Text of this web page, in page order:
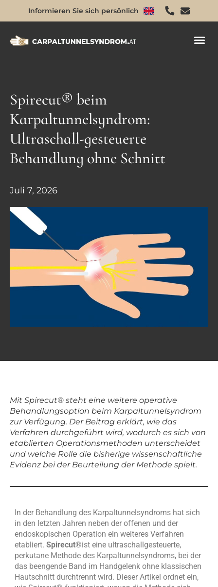
Informieren Sie sich persönlich
Spirecut® beim
Karpaltunnelsyndrom:
Ultraschall-gesteuerte
Behandlung ohne Schnitt
Juli 7, 2026
Mit Spirecut® steht eine weitere operative
Behandlungsoption beim Karpaltunnelsyndrom
zur Verfügung. Der Beitrag erklärt, wie das
Verfahren durchgeführt wird, wodurch es sich von
etablierten Operationsmethoden unterscheidet
und welche Rolle die bisherige wissenschaftliche
Evidenz bei der Beurteilung der Methode spielt.
In der Behandlung des Karpaltunnelsyndroms hat sich
in den letzten Jahren neben der offenen und der
endoskopischen Operation ein weiteres Verfahren
etabliert. Spirecut®ist eine ultraschallgesteuerte,
perkutane Methode des Karpaltunnelsyndroms, bei der
das beengende Band im Handgelenk ohne klassischen
Hautschnitt durchtrennt wird. Dieser Artikel ordnet ein,